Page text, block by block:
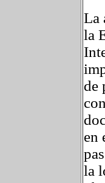
La
la
de
en
la